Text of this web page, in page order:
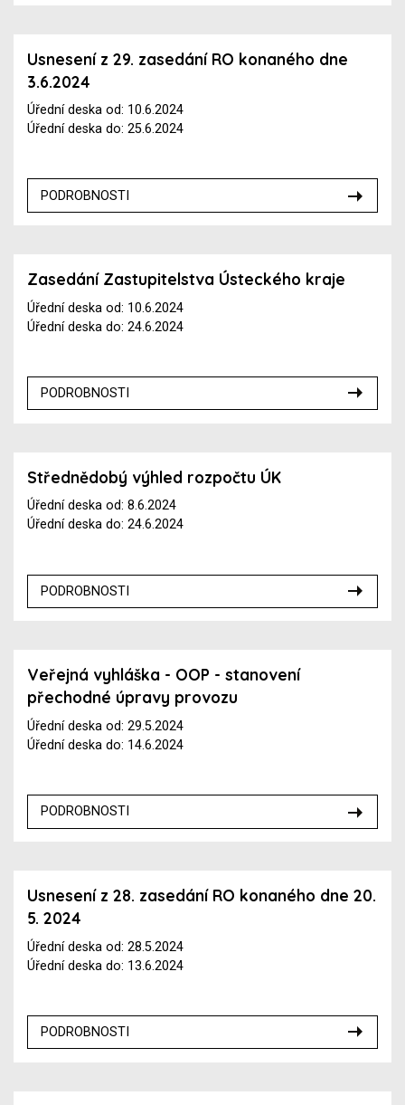
Usnesení z 29. zasedání RO konaného dne
3.6.2024
Úřední deska od: 10.6.2024
Úřední deska do: 25.6.2024
PODROBNOSTI
Zasedání Zastupitelstva Ústeckého kraje
Úřední deska od: 10.6.2024
Úřední deska do: 24.6.2024
PODROBNOSTI
Střednědobý výhled rozpočtu ÚK
Úřední deska od: 8.6.2024
Úřední deska do: 24.6.2024
PODROBNOSTI
Veřejná vyhláška - OOP - stanovení
přechodné úpravy provozu
Úřední deska od: 29.5.2024
Úřední deska do: 14.6.2024
PODROBNOSTI
Usnesení z 28. zasedání RO konaného dne 20.
5. 2024
Úřední deska od: 28.5.2024
Úřední deska do: 13.6.2024
PODROBNOSTI